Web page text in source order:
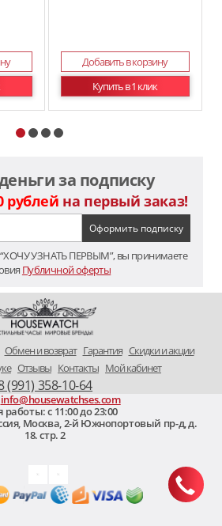
Добавить в корзину
Купить в 1 клик
за подписку
рублей на первый заказ!
УЗНАТЬ ПЕРВЫМ”, вы принимаете
Публичной оферты
Обмен и возврат Гарантия Скидки и акции
Отзывы Контакты Мой кабинет
(991) 358-10-64
info@housewatchses.com
работы: c 11:00 до 23:00
Москва,2-й Южнопортовый пр-д, д.
18. стр. 2